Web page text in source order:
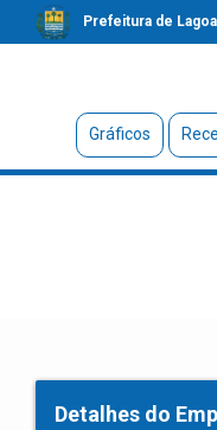
Prefeitura de
Gráficos
Detalhes do